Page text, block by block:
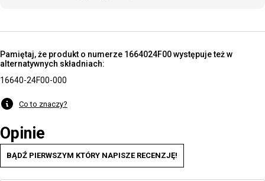
Pamiętaj, że produkt o numerze 1664024F00 występuje też w
alternatywnych składniach:
16640-24F00-000
Co to znaczy?
Opinie
BĄDŹ PIERWSZYM KTÓRY NAPISZE RECENZJĘ!